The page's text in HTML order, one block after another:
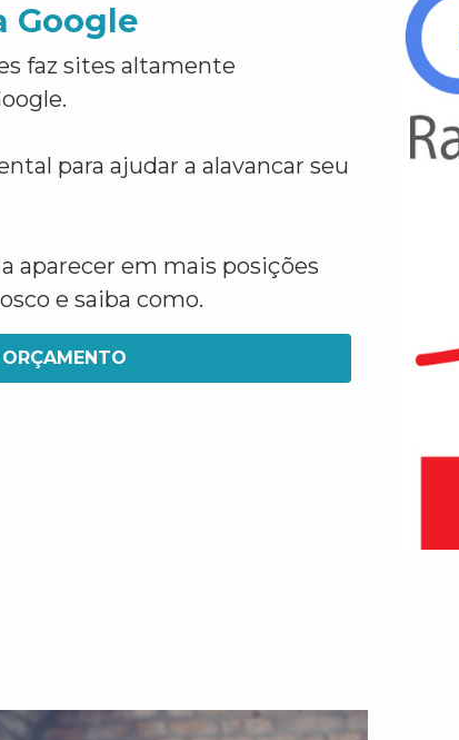
Google
faz sites altamente
para ajudar a alavancar seu
aparecer em mais posições
e saiba como.